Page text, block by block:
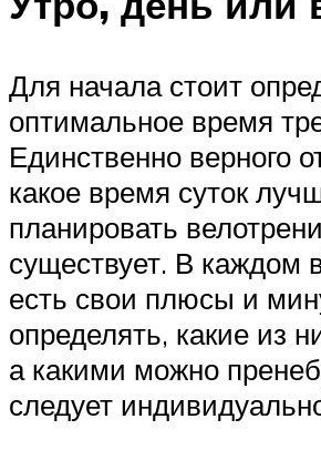
Для начала стоит
оптимальное время
Единственно верного
какое время суток
планировать
существует. В каждом
есть свои плюсы и
определять, какие из
а какими можно
следует